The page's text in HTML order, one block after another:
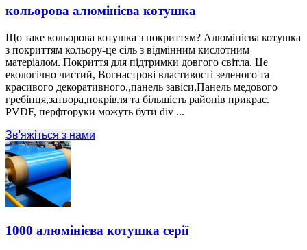
кольорова алюмінієва котушка
Що таке кольорова котушка з покриттям? Алюмінієва котушка
з покриттям кольору-це сіль з відмінним кислотним
матеріалом. Покриття для підтримки довгого світла. Це
екологічно чистий, Вогнастрові властивості зеленого та
красивого декоративного.,панель завіси,Панель медового
гребінця,затвора,покрівля та більшість районів прикрас.
PVDF, перфторуки можуть бути div ...
Зв'яжіться з нами
1000 алюмінієва котушка серії